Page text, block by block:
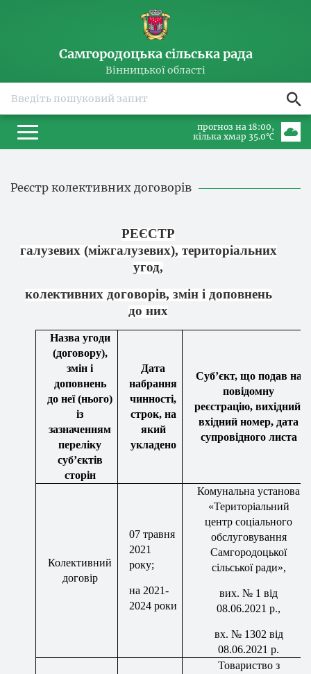
Самгородоцька сільська рада
Вінницької області
прогноз на 18:00
кілька хмар 35.0℃
Реєстр колективних договорів
РЕЄСТР
галузевих (міжгалузевих), територіальних
угод,
колективних договорів, змін і доповнень
до них
Назва угоди
(договору),
змін і
доповнень
до неї (нього)
із
зазначенням
переліку
суб’єктів
сторін
Дата
набрання
чинності,
строк, на
який
укладено
Суб’єкт, що подав на
повідомну
реєстрацію, вихідний,
вхідний номер, дата
супровідного листа
Колективний
договір
07 травня
2021
року;
на 2021-
2024 роки
Комунальна установа
«Територіальний
центр соціального
обслуговування
Самгородоцької
сільської ради»,
вих. № 1 від
08.06.2021 р.,
вх. № 1302 від
08.06.2021 р.
Товариство з